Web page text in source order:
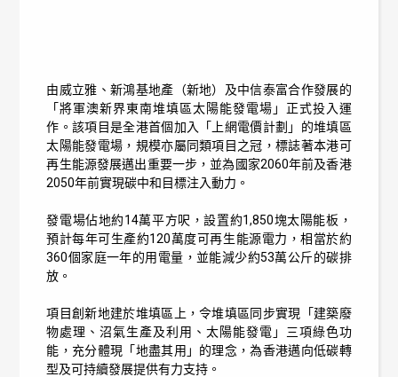
由威立雅、新鴻基地產（新地）及中信泰富合作發展的
「將軍澳新界東南堆填區太陽能發電場」正式投入運
作。該項目是全港首個加入「上網電價計劃」的堆填區
太陽能發電場，規模亦屬同類項目之冠，標誌著本港可
再生能源發展邁出重要一步，並為國家2060年前及香港
2050年前實現碳中和目標注入動力。
發電場佔地約14萬平方呎，設置約1,850塊太陽能板，
預計每年可生產約120萬度可再生能源電力，相當於約
360個家庭一年的用電量，並能減少約53萬公斤的碳排
放。
項目創新地建於堆填區上，令堆填區同步實現「建築廢
物處理、沼氣生產及利用、太陽能發電」三項綠色功
能，充分體現「地盡其用」的理念，為香港邁向低碳轉
型及可持續發展提供有力支持。